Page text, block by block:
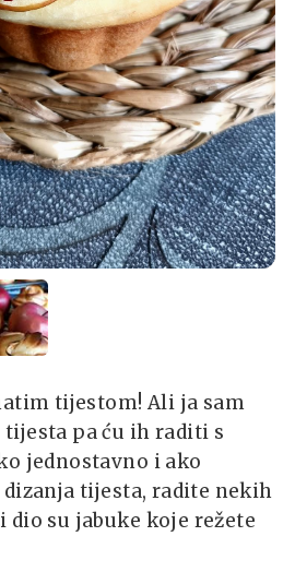
tijestom! Ali ja sam
pa ću ih raditi s
jednostavno i ako
tijesta, radite nekih
dio su jabuke koje režete